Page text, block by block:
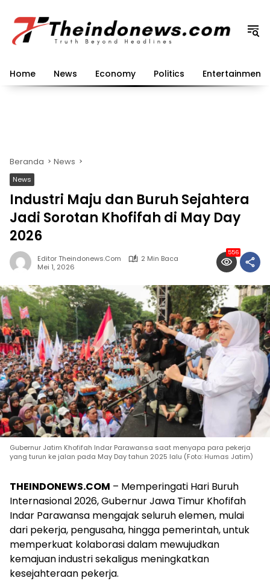
konten
Home News Economy Politics Entertainment
Beranda News
News
Industri Maju dan Buruh Sejahtera
Jadi Sorotan Khofifah di May Day
2026
Editor Theindonews.com
2 Min Baca
Mei 1, 2026
556
Gubernur Jatim Khofifah Indar Parawansa saat menyapa para pekerja
yang turun ke jalan pada May Day tahun 2025 lalu (Foto: Humas Jatim)
THEINDONEWS.COM – Memperingati Hari Buruh
Internasional 2026, Gubernur Jawa Timur Khofifah
Indar Parawansa mengajak seluruh elemen, mulai
dari pekerja, pengusaha, hingga pemerintah, untuk
memperkuat kolaborasi dalam mewujudkan
kemajuan industri sekaligus meningkatkan
kesejahteraan pekerja.